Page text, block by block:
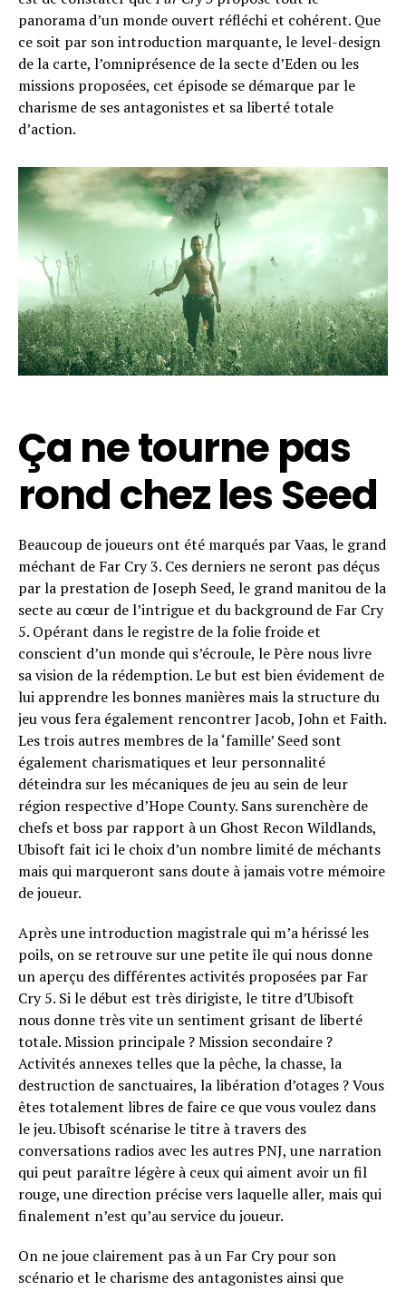
panorama d’un monde ouvert réfléchi et cohérent. Que
ce soit par son introduction marquante, le level-design
de la carte, l’omniprésence de la secte d’Eden ou les
missions proposées, cet épisode se démarque par le
charisme de ses antagonistes et sa liberté totale
d’action.
Ça ne tourne pas
rond chez les Seed
Beaucoup de joueurs ont été marqués par Vaas, le grand
méchant de Far Cry 3. Ces derniers ne seront pas déçus
par la prestation de Joseph Seed, le grand manitou de la
secte au cœur de l’intrigue et du background de Far Cry
5. Opérant dans le registre de la folie froide et
conscient d’un monde qui s’écroule, le Père nous livre
sa vision de la rédemption. Le but est bien évidement de
lui apprendre les bonnes manières mais la structure du
jeu vous fera également rencontrer Jacob, John et Faith.
Les trois autres membres de la ‘famille’ Seed sont
également charismatiques et leur personnalité
déteindra sur les mécaniques de jeu au sein de leur
région respective d’Hope County. Sans surenchère de
chefs et boss par rapport à un Ghost Recon Wildlands,
Ubisoft fait ici le choix d’un nombre limité de méchants
mais qui marqueront sans doute à jamais votre mémoire
de joueur.
Après une introduction magistrale qui m’a hérissé les
poils, on se retrouve sur une petite île qui nous donne
un aperçu des différentes activités proposées par Far
Cry 5. Si le début est très dirigiste, le titre d’Ubisoft
nous donne très vite un sentiment grisant de liberté
totale. Mission principale ? Mission secondaire ?
Activités annexes telles que la pêche, la chasse, la
destruction de sanctuaires, la libération d’otages ? Vous
êtes totalement libres de faire ce que vous voulez dans
le jeu. Ubisoft scénarise le titre à travers des
conversations radios avec les autres PNJ, une narration
qui peut paraître légère à ceux qui aiment avoir un fil
rouge, une direction précise vers laquelle aller, mais qui
finalement n’est qu’au service du joueur.
On ne joue clairement pas à un Far Cry pour son
scénario et le charisme des antagonistes ainsi que